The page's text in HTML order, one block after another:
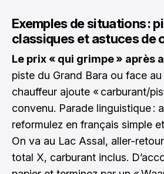
Exemples de situations :
classiques et astuces de
Le prix « qui grimpe » après
piste du Grand Bara ou face
chauffeur ajoute « carburant/
convenu. Parade linguistique :
reformulez en français simple
On va au Lac Assal, aller-
total X, carburant inclus.